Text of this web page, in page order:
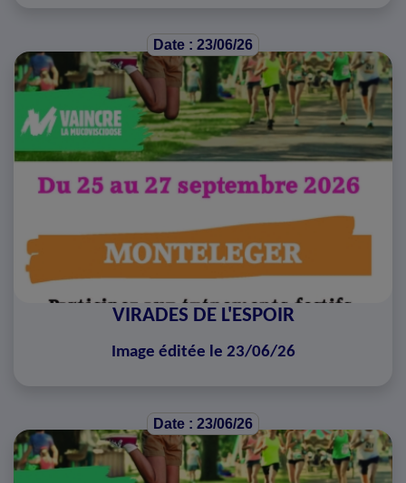
Date : 23/06/26
VIRADES DE L'ESPOIR
Image éditée le 23/06/26
Date : 23/06/26